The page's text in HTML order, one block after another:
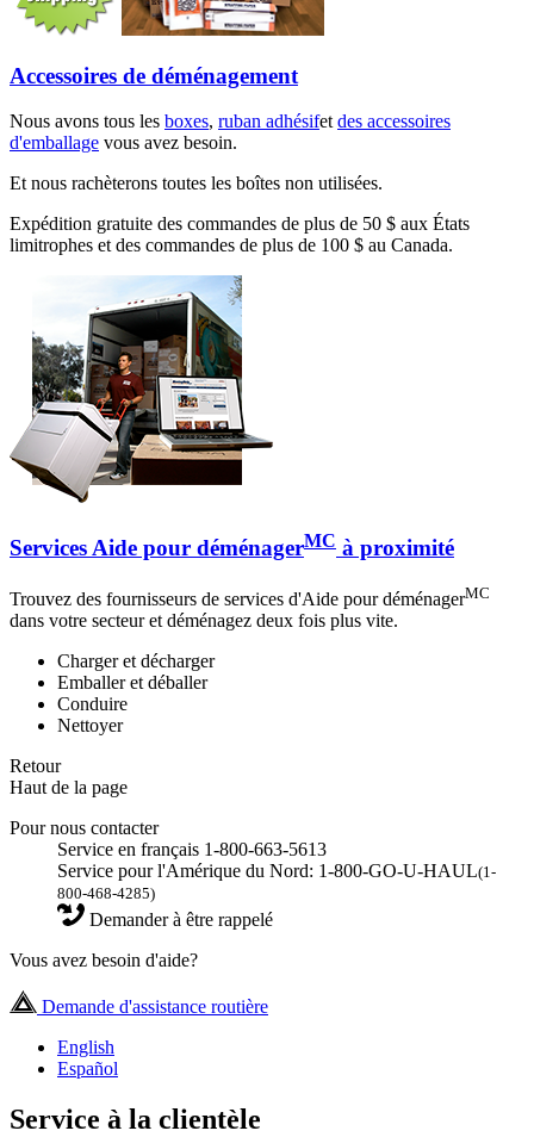
Accessoires de déménagement
Nous avons tous les boxes, ruban adhésifetdes accessoires
d'emballage vous avez besoin.
Et nous rachèterons toutes les boîtes non utilisées.
Expédition gratuite des commandes de plus de 50 $ aux États
limitrophes et des commandes de plus de 100 $ au Canada.
Services Aide pour déménagerMC à proximité
Trouvez des fournisseurs de services d'Aide pour déménagerMC
dans votre secteur et déménagez deux fois plus vite.
Charger et décharger
Emballer et déballer
Conduire
Nettoyer
Retour
Haut de la page
Pour nous contacter
Service en français 1-800-663-5613
Service pour l'Amérique du Nord: 1-800-GO-U-HAUL(1-
800-468-4285)
Demander à être rappelé
Vous avez besoin d'aide?
Demande d'assistance routière
English
Español
Service à la clientèle